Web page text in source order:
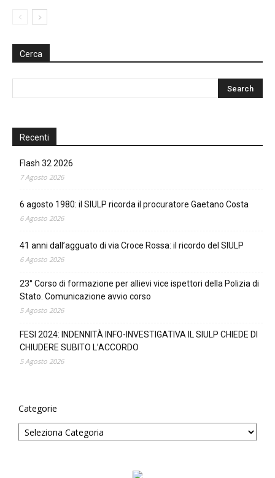
Cerca
Recenti
Flash 32 2026
7 Agosto 2026
6 agosto 1980: il SIULP ricorda il procuratore Gaetano Costa
6 Agosto 2026
41 anni dall’agguato di via Croce Rossa: il ricordo del SIULP
6 Agosto 2026
23° Corso di formazione per allievi vice ispettori della Polizia di
Stato. Comunicazione avvio corso
5 Agosto 2026
FESI 2024: INDENNITÀ INFO-INVESTIGATIVA IL SIULP CHIEDE DI
CHIUDERE SUBITO L’ACCORDO
5 Agosto 2026
Categorie